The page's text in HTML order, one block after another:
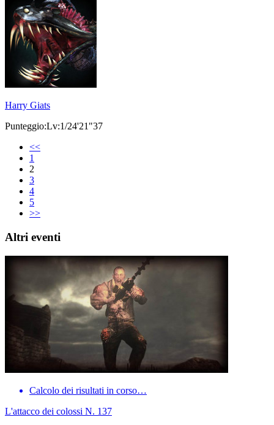
Harry Giats
Punteggio:Lv:1/24'21"37
<<
1
2
3
4
5
>>
Altri eventi
Calcolo dei risultati in corso…
L'attacco dei colossi N. 137